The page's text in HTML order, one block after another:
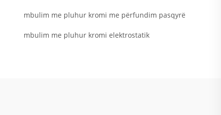
mbulim me pluhur kromi me përfundim pasqyrë
mbulim me pluhur kromi elektrostatik